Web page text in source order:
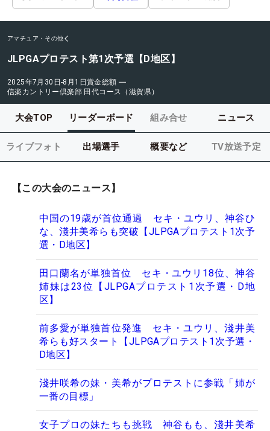
アマチュア・その他
JLPGAプロテスト第1次予選【D地区】
2025年7月30日-8月1日賞金総額 ―
信楽カントリー倶楽部 田代コース（滋賀県）
大会TOP リーダーボード 組み合せ ニュース
ライブフォト 出場選手 概要など TV放送予定
【この大会のニュース】
中国の19歳が首位通過 セキ・ユウリ、神谷ひ
な、淺井美希らも突破【JLPGAプロテスト1次予
選・D地区】
田口蘭名が単独首位 セキ・ユウリ18位、神谷
姉妹は23位【JLPGAプロテスト1次予選・D地
区】
前多愛が単独首位発進 セキ・ユウリ、淺井美
希らも好スタート【JLPGAプロテスト1次予選・
D地区】
淺井咲希の妹・美希がプロテストに参戦「姉が
一番の目標」
女子プロの妹たちも挑戦 神谷もも、淺井美希